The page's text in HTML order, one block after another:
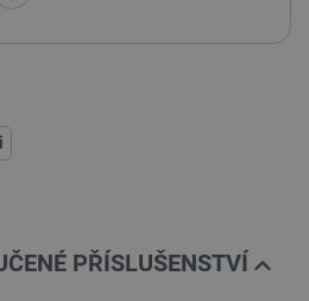
PŘÍSLUŠENSTVÍ